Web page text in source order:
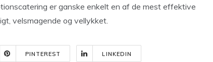
er ganske enkelt en af de mest effektive
velsmagende og vellykket.
PINTEREST LINKEDIN